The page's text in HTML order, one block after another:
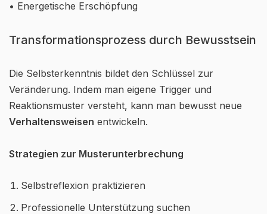
• Energetische Erschöpfung
Transformationsprozess durch Bewusstsein
Die Selbsterkenntnis bildet den Schlüssel zur
Veränderung. Indem man eigene Trigger und
Reaktionsmuster versteht, kann man bewusst neue
Verhaltensweisen entwickeln.
Strategien zur Musterunterbrechung
Selbstreflexion praktizieren
Professionelle Unterstützung suchen